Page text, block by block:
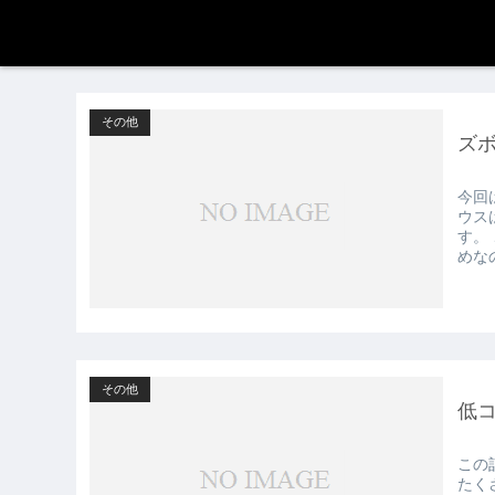
その他
ズ
今回
ウス
す。
めな
その他
低
この
たく